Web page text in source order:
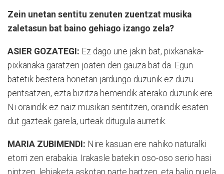
Zein unetan sentitu zenuten zuentzat musika
zaletasun bat baino gehiago izango zela?
ASIER GOZATEGI: Ez dago une jakin bat, pixkanaka-
pixkanaka garatzen joaten den gauza bat da. Egun
batetik bestera honetan jardungo duzunik ez duzu
pentsatzen, ezta bizitza hemendik aterako duzunik ere.
Ni oraindik ez naiz musikari sentitzen, oraindik esaten
dut gazteak garela, urteak ditugula aurretik.
MARIA ZUBIMENDI: Nire kasuan ere nahiko naturalki
etorri zen erabakia. Irakasle batekin oso-oso serio hasi
nintzen, lehiaketa askotan parte hartzen, eta balio nuela